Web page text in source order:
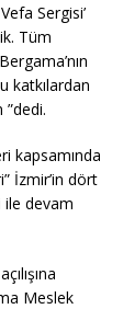
Sergisi’
Tüm
katkılardan
”dedi.
kapsamında
İzmir’in dört
ile devam
Meslek